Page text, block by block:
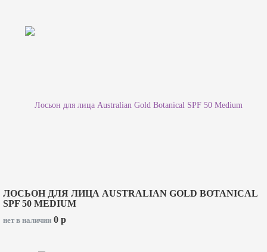
ЛОСЬОН ДЛЯ ЛИЦА AUSTRALIAN GOLD BOTANICAL
SPF 50 MEDIUM
нет в наличии 0 p